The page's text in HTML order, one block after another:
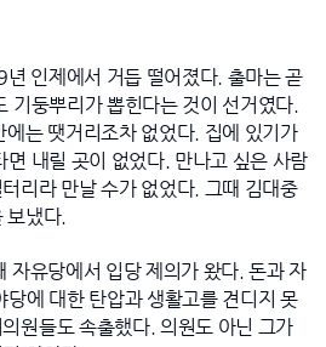
인제에서 거듭 떨어졌다. 출마는 곧
기둥뿌리가 뽑힌다는 것이 선거였다.
는 땟거리조차 없었다. 집에 있기가
면 내릴 곳이 없었다. 만나고 싶은 사람
리라 만날 수가 없었다. 그때 김대중
보냈다.
자유당에서 입당 제의가 왔다. 돈과 자
당에 대한 탄압과 생활고를 견디지 못
원들도 속출했다. 의원도 아닌 그가